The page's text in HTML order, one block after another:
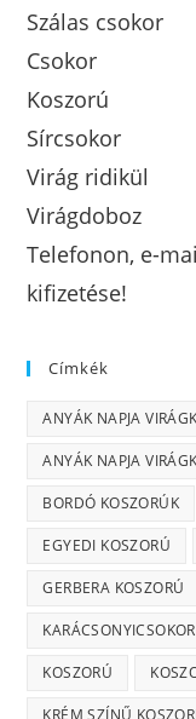
Szálas csokor
Csokor
Koszorú
Sírcsokor
Virág ridikül
Virágdoboz
Telefonon, e-
kifizetése!
Címkék
ANYÁK NAPJA
ANYÁK NAPJA
BORDÓ KOSZORÚK
EGYEDI KOSZORÚ
GERBERA KOSZORÚ
KARÁCSONYICSOKOR
KOSZORÚ
KRÉM SZÍNŰ